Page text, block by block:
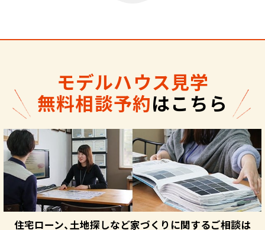
モデルハウス見学
無料相談予約はこちら
住宅ローン、土地探しなど家づくりに関するご相談は